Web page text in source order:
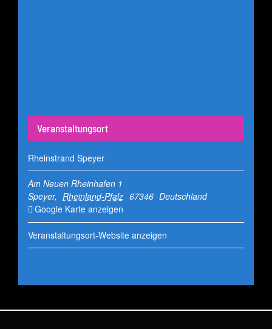
Veranstaltungsort
Rheinstrand Speyer
Am Neuen Rheinhafen 1
Speyer, Rheinland-Pfalz 67346 Deutschland
Google Karte anzeigen
Veranstaltungsort-Website anzeigen